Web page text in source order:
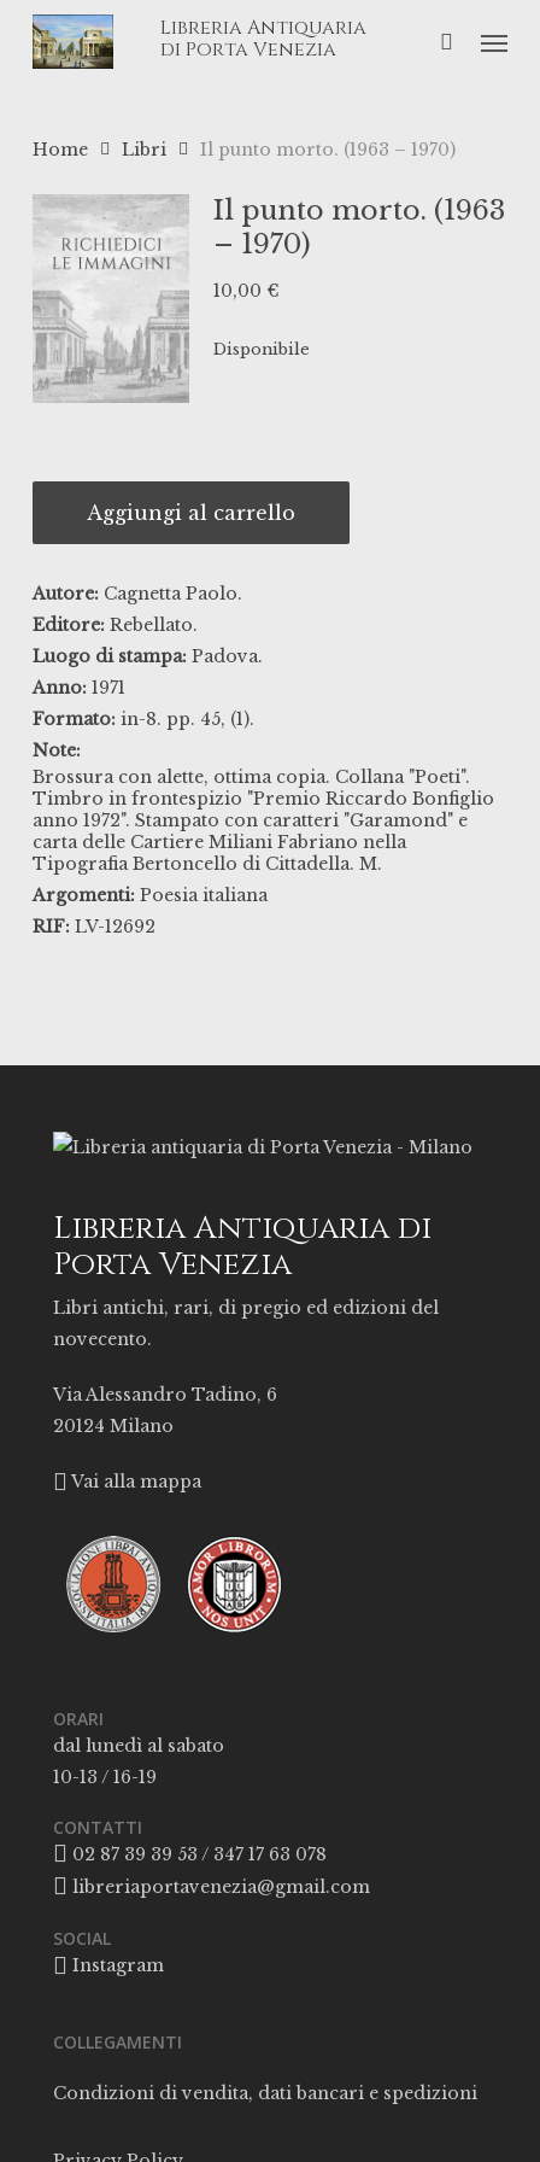
Skip
Libreria Antiquaria
di Porta Venezia
Home Libri Il punto morto. (1963 – 1970)
Il punto morto. (1963
– 1970)
10,00 €
Disponibile
Aggiungi al carrello
Autore: Cagnetta Paolo.
Editore: Rebellato.
Luogo di stampa: Padova.
Anno: 1971
Formato: in-8. pp. 45, (1).
Note:
Brossura con alette, ottima copia. Collana "Poeti".
Timbro in frontespizio "Premio Riccardo Bonfiglio
anno 1972". Stampato con caratteri "Garamond" e
carta delle Cartiere Miliani Fabriano nella
Tipografia Bertoncello di Cittadella. M.
Argomenti: Poesia italiana
RIF: LV-12692
Libreria Antiquaria di
Porta Venezia
Libri antichi, rari, di pregio ed edizioni del
novecento.
Via Alessandro Tadino, 6
20124 Milano
Vai alla mappa
ORARI
dal lunedì al sabato
10-13 / 16-19
CONTATTI
02 87 39 39 53 / 347 17 63 078
libreriaportavenezia@gmail.com
SOCIAL
Instagram
COLLEGAMENTI
Condizioni di vendita, dati bancari e spedizioni